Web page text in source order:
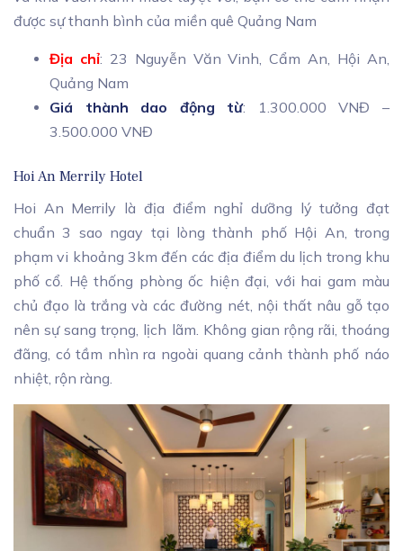
được sự thanh bình của miền quê Quảng Nam
Địa chỉ: 23 Nguyễn Văn Vinh, Cẩm An, Hội An,
Quảng Nam
Giá thành dao động từ: 1.300.000 VNĐ –
3.500.000 VNĐ
Hoi An Merrily Hotel
Hoi An Merrily là địa điểm nghỉ dưỡng lý tưởng đạt
chuẩn 3 sao ngay tại lòng thành phố Hội An, trong
phạm vi khoảng 3km đến các địa điểm du lịch trong khu
phố cổ. Hệ thống phòng ốc hiện đại, với hai gam màu
chủ đạo là trắng và các đường nét, nội thất nâu gỗ tạo
nên sự sang trọng, lịch lãm. Không gian rộng rãi, thoáng
đãng, có tầm nhìn ra ngoài quang cảnh thành phố náo
nhiệt, rộn ràng.